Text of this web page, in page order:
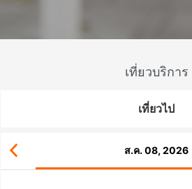
เที่ยวบริการ
เที่ยวไป
ส.ค. 08, 2026